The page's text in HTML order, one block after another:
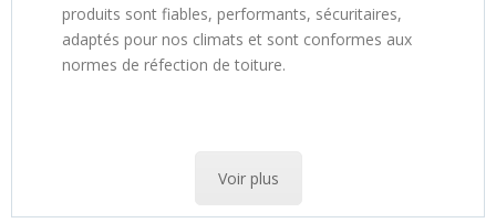
produits sont fiables, performants, sécuritaires,
adaptés pour nos climats et sont conformes aux
normes de réfection de toiture.
Voir plus